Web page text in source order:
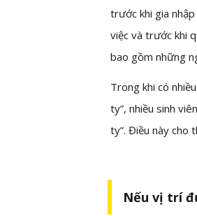
trước khi gia
việc và trước khi
bao gồm những
Trong khi có
ty”, nhiều sinh
ty”. Điều này cho
Nếu vị trí